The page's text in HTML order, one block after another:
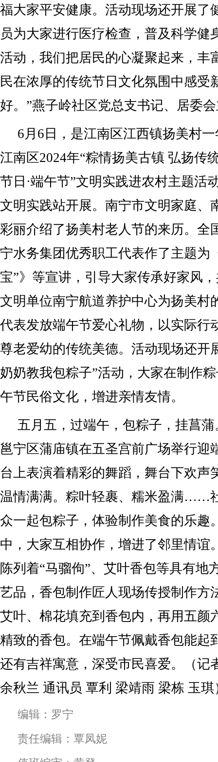
福大家平安健康。活动现场还开展了
员为大家进行医疗检查，普及科学健
活动，我们把居民的心凝聚起来，丰
民在浓厚的传统节日文化氛围中感受
好。”燕子岭社区党总支书记、居委
6月6日，是江南区江西镇扬美村
江南区2024年“粽情扬美古镇 弘扬传
节日·端午节”文明实践进农村主题活
文明实践站开展。南宁市文明家庭、
彩丽介绍了扬美村老人节的来历。全
宁水务集团优秀职工代表作了主题为
宝”》等宣讲，引导大家传承好家风
文明单位南宁航道养护中心为扬美村
代表发放端午节爱心礼物，以实际行
尊老爱幼的传统美德。活动现场还开
奶奶教我包粽子”活动，大家在制作
午节民俗文化，增进亲情友情。
五月五，过端午，包粽子，挂菖
邕宁区蒲庙镇在五圣宫前广场举行迎
台上表演着精彩的舞蹈，舞台下欢声
温情满满。粽叶轻裹、糯米盈满……
众一起包粽子，体验制作美食的乐趣
中，大家互相协作，增进了邻里情谊
陈列着“马骝佝”、艾叶香包等具有地
艺品，香包制作匠人现场传授制作方
艾叶、棉花填充到香包内，再用五颜
精致的香包。在端午节佩戴香包能起
还有吉祥寓意，深受市民喜爱。（记
余秋兰 通讯员 覃利 梁靖雨 梁栋 玉琪
编辑：罗宁
责任编辑：覃凤妮